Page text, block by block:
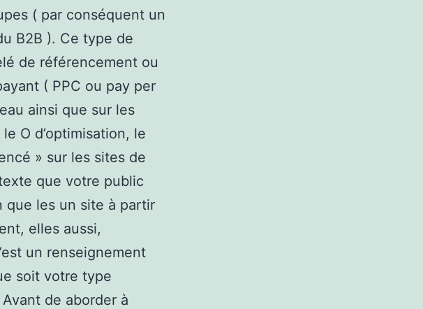
( par conséquent un
B2B ). Ce type de
de référencement ou
( PPC ou pay per
ainsi que sur les
O d’optimisation, le
» sur les sites de
que votre public
que les un site à partir
elles aussi,
un renseignement
soit votre type
de aborder à